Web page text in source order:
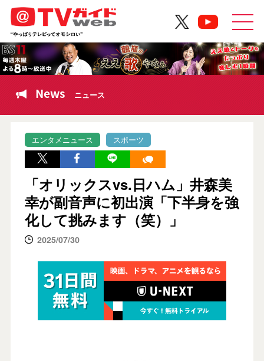
News ニュース
エンタメニュース スポーツ
「オリックスvs.日ハム」井森美
幸が副音声に初出演「下半身を強
化して挑みます（笑）」
2025/07/30